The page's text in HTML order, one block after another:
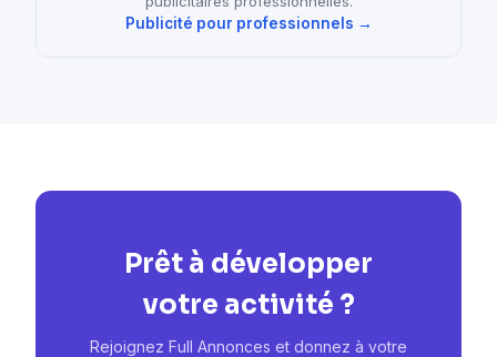
Publicité pour professionnels →
Prêt à développer
votre activité ?
Rejoignez Full Annonces et donnez à votre